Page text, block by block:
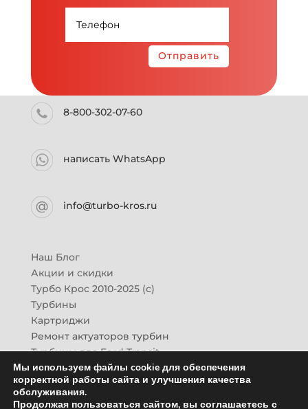
Отправить
8-800-302-07-60
написать WhatsApp
info@turbo-kros.ru
Наш Блог
Акции и скидки
Турбо Крос 2010-2025 (с)
Турбины
Картриджи
Ремонт актуаторов турбин
Турбины для Ford Transit
Турбины для Mazda CX-7
Картридж для ГАЗон-Next
Турбины HINO (Хино)
Мы используем файлы cookie для обеспечения
корректной работы сайта и улучшения качества
обслуживания.
Продолжая пользоваться сайтом, вы соглашаетесь с